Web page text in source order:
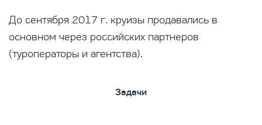
До сентября 2017 г. круизы продавались в
основном через российских партнеров
(туроператоры и агентства).
Задачи